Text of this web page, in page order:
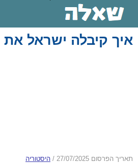
איך קיבלה ישראל
תאריך הפרסום 27/07/2025 / היסטוריה